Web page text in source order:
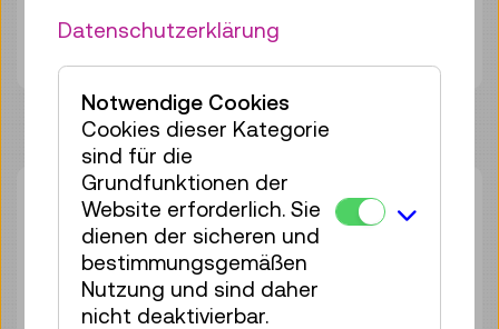
Unter 19 Jahren€ 6,50
Sa 29.08. 11:00–12:00
Workshop
16 Plätze frei
€ 6,50
Datenschutzerklärung
Notwendige Cookies
Cookies dieser Kategorie
sind für die
Grundfunktionen der
Website erforderlich. Sie
dienen der sicheren und
bestimmungsgemäßen
Nutzung und sind daher
nicht deaktivierbar.